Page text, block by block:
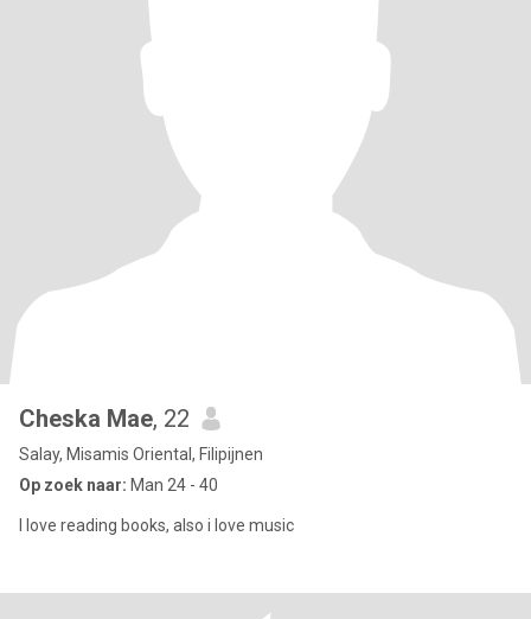
Cheska Mae, 22
Salay, Misamis Oriental, Filipijnen
Op zoek naar: Man 24 - 40
I love reading books, also i love music